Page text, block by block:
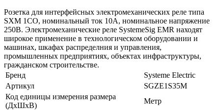
Розетка для интерфейсных электромеханических реле типа
SXM 1СО, номинальный ток 10А, номинальное напряжение
250В. Электромеханические реле SystemeSig EMR находят
широкое применение в технологическом оборудовании и
машинах, шкафах распределния и управления,
промышленных предприятиях, объектах инфраструктуры,
гражданском строительстве.
Бренд
Systeme Electric
Артикул
SGZE1S35M
Код единицы измерения размера
(ДхШхВ)
Метр